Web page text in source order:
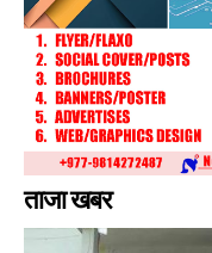
ताजा खबर